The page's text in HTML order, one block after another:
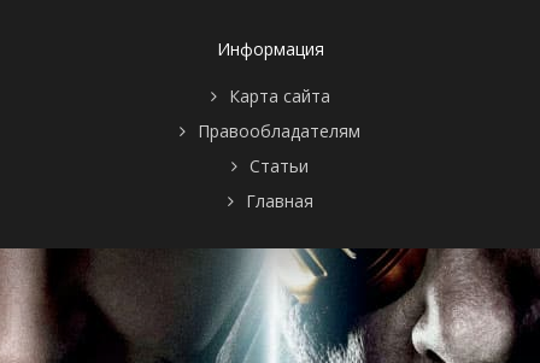
Информация
Карта сайта
Правообладателям
Статьи
Главная